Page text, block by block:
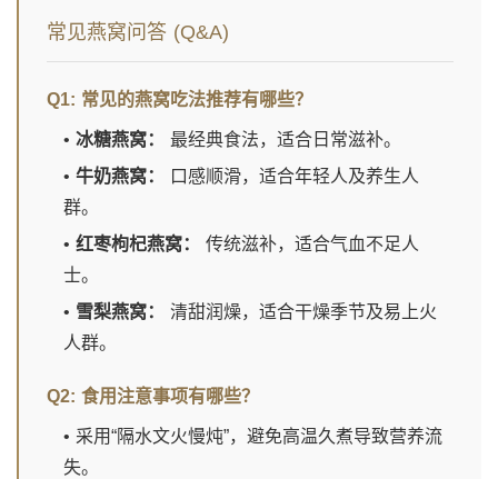
常见燕窝问答 (Q&A)
Q1: 常见的燕窝吃法推荐有哪些？
• 冰糖燕窝：
最经典食法，适合日常滋补。
• 牛奶燕窝：
口感顺滑，适合年轻人及养生人
群。
• 红枣枸杞燕窝：
传统滋补，适合气血不足人
士。
• 雪梨燕窝：
清甜润燥，适合干燥季节及易上火
人群。
Q2: 食用注意事项有哪些？
• 采用“隔水文火慢炖”，避免高温久煮导致营养流
失。